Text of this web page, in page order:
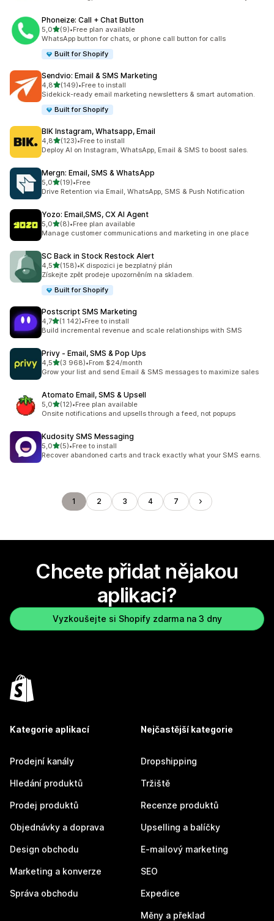
Phoneize: Call + Chat Button
5,0z 5 hvězd
(9)
Celkový počet recenzí: 9
•Free plan available
WhatsApp button for chats, or phone call button for calls
Built for Shopify
Sendvio: Email & SMS Marketing
4,8z 5 hvězd
(149)
Celkový počet recenzí: 149
•Free to install
Sidekick-ready email marketing newsletters & smart automation.
Built for Shopify
BIK Instagram, Whatsapp, Email
4,8z 5 hvězd
(123)
Celkový počet recenzí: 123
•Free to install
Deploy AI on Instagram, WhatsApp, Email & SMS to boost sales.
Mergn: Email, SMS & WhatsApp
5,0z 5 hvězd
(19)
Celkový počet recenzí: 19
•Free
Drive Retention via Email, WhatsApp, SMS & Push Notification
Yozo: Email,SMS, CX AI Agent
5,0z 5 hvězd
(8)
Celkový počet recenzí: 8
•Free plan available
Manage customer communications and marketing in one place
SC Back in Stock Restock Alert
4,5z 5 hvězd
(158)
Celkový počet recenzí: 158
•K dispozici je bezplatný plán
Získejte zpět prodeje upozorněním na skladem.
Built for Shopify
Postscript SMS Marketing
4,7z 5 hvězd
(1 142)
Celkový počet recenzí: 1142
•Free to install
Build incremental revenue and scale relationships with SMS
Privy ‑ Email, SMS & Pop Ups
4,5z 5 hvězd
(3 968)
Celkový počet recenzí: 3968
•From $24/month
Grow your list and send Email & SMS messages to maximize sales
Atomato Email, SMS & Upsell
5,0z 5 hvězd
(12)
Celkový počet recenzí: 12
•Free plan available
Onsite notifications and upsells through a feed, not popups
Kudosity SMS Messaging
5,0z 5 hvězd
(5)
Celkový počet recenzí: 5
•Free to install
Recover abandoned carts and track exactly what your SMS earns.
1 2 3 4 7
Chcete přidat nějakou
aplikaci?
Vyzkoušejte si Shopify zdarma na 3 dny
Kategorie aplikací
Prodejní kanály
Hledání produktů
Prodej produktů
Objednávky a doprava
Design obchodu
Marketing a konverze
Správa obchodu
Nejčastější kategorie
Dropshipping
Tržiště
Recenze produktů
Upselling a balíčky
E-mailový marketing
SEO
Expedice
Měny a překlad